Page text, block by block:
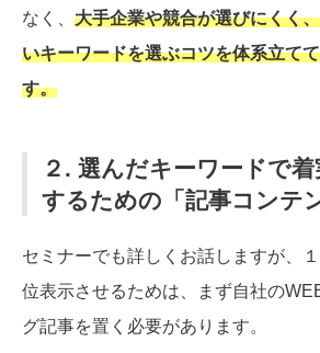
なく、 大手企業や競合が選びにくく
いキーワードを選ぶコツを体系立て
す。
２. 選んだキーワードで
するための「記事コンテ
セミナーでも詳しくお話しますが、
位表示させるためは、まず自社の
グ記事を置く必要があります。